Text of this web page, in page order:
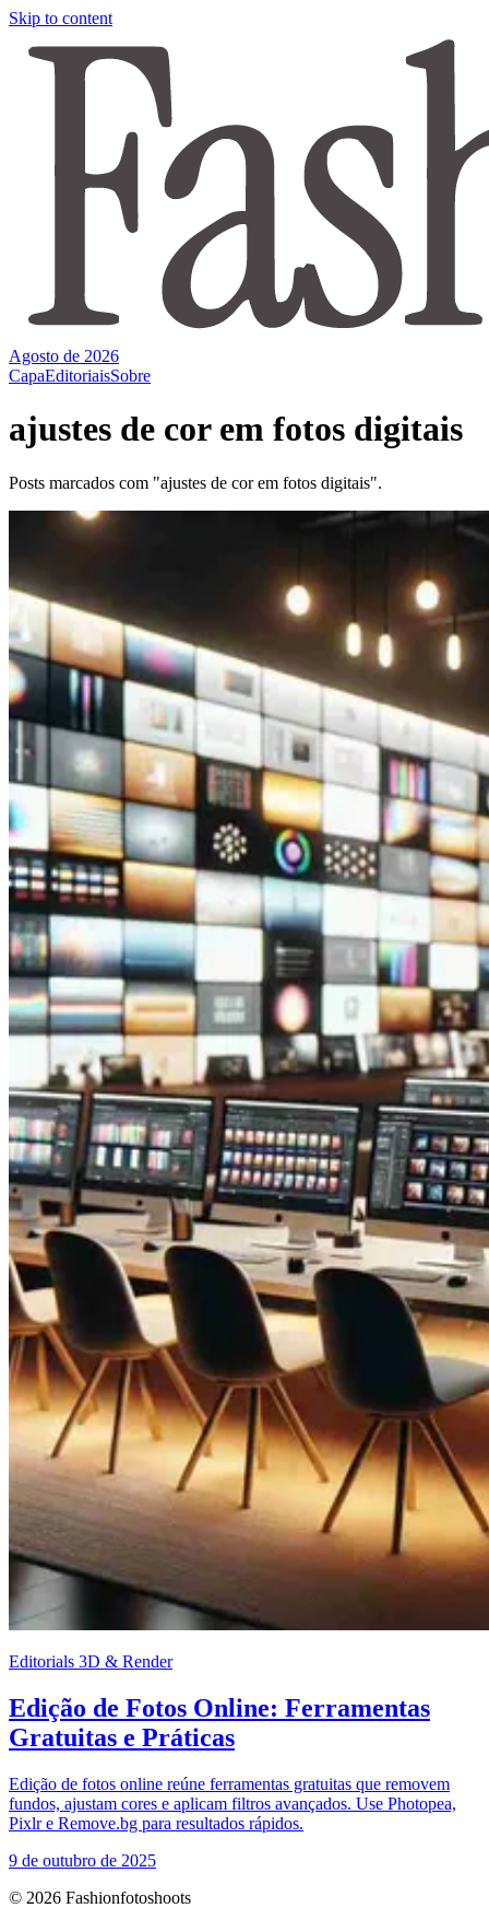
Skip to content
Agosto de 2026
CapaEditoriaisSobre
ajustes de cor em fotos digitais
Posts marcados com "ajustes de cor em fotos digitais".
Editorials 3D & Render
Edição de Fotos Online: Ferramentas
Gratuitas e Práticas
Edição de fotos online reúne ferramentas gratuitas que removem
fundos, ajustam cores e aplicam filtros avançados. Use Photopea,
Pixlr e Remove.bg para resultados rápidos.
9 de outubro de 2025
© 2026 Fashionfotoshoots